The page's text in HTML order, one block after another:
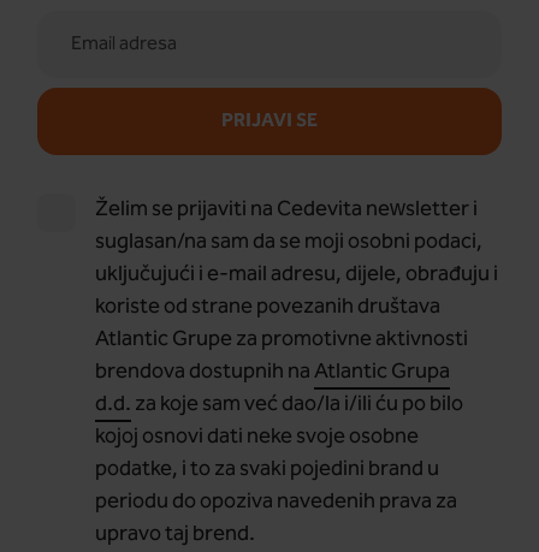
PRIJAVI SE
Želim se prijaviti na Cedevita newsletter i
suglasan/na sam da se moji osobni podaci,
uključujući i e-mail adresu, dijele, obrađuju i
koriste od strane povezanih društava
Atlantic Grupe za promotivne aktivnosti
brendova dostupnih naAtlantic Grupa
d.d. za koje sam već dao/la i/ili ću po bilo
kojoj osnovi dati neke svoje osobne
podatke, i to za svaki pojedini brand u
periodu do opoziva navedenih prava za
upravo taj brend.